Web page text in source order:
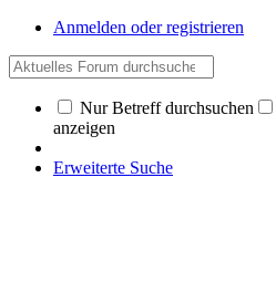
Anmelden oder registrieren
Nur Betreff durchsuchen
anzeigen
Erweiterte Suche